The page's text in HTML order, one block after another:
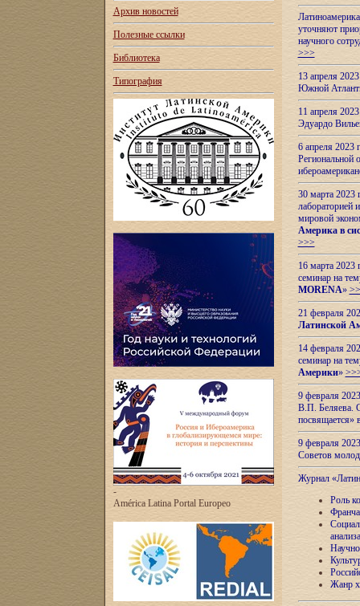
Архив новостей
Полезные ссылки
Библиотека
Типография
-
América Latina Portal Europeo
уточняют
научного
>>>
13 апреля
Южной
11 апреля
Эдуардо
6 апреля
Региональной
30 марта 2023
лабораторией
мировой
Америка в
>>>
16 марта 2023
семинар на
MORENA»
21 февраля
Латинской
14 февраля
семинар на
Америки»
9 февраля
В.П. Беляева.
посвящается»
9 февраля
Советов
Журнал
Роль
анализа
Жанр